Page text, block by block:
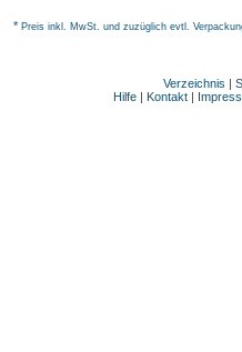
* Preis inkl. MwSt. und zuzüglich evtl.
Verzeichnis |
Hilfe | Kontakt |